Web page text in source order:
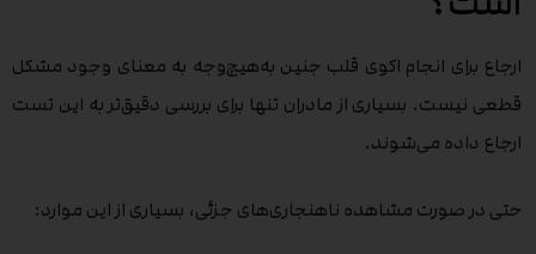
ارجاع برای انجام اکوی قلب جنین به‌هیچ‌وجه به معنای وجود مشکل
قطعی نیست. بسیاری از مادران تنها برای بررسی دقیق‌تر به این تست
ارجاع داده می‌شوند.
حتی در صورت مشاهده ناهنجاری‌های جزئی، بسیاری از این موارد: